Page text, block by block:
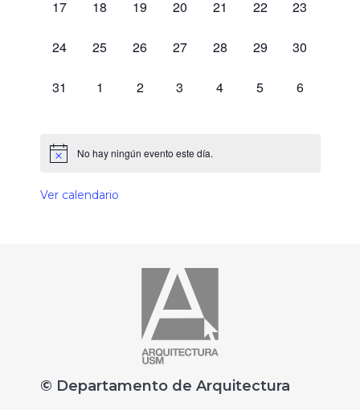
0 eventos,
17 0 eventos,
18 0 eventos,
19 0 eventos,
20 0 eventos,
21 0 eventos,
22 0 eventos,
23
0 eventos,
24 0 eventos,
25 0 eventos,
26 0 eventos,
27 0 eventos,
28 0 eventos,
29 0 eventos,
30
0 eventos,
31 0 eventos,
1 0 eventos,
2 0 eventos,
3 0 eventos,
4 0 eventos,
5 0 eventos,
6
No hay ningún evento este día.
Ver calendario
© Departamento de Arquitectura